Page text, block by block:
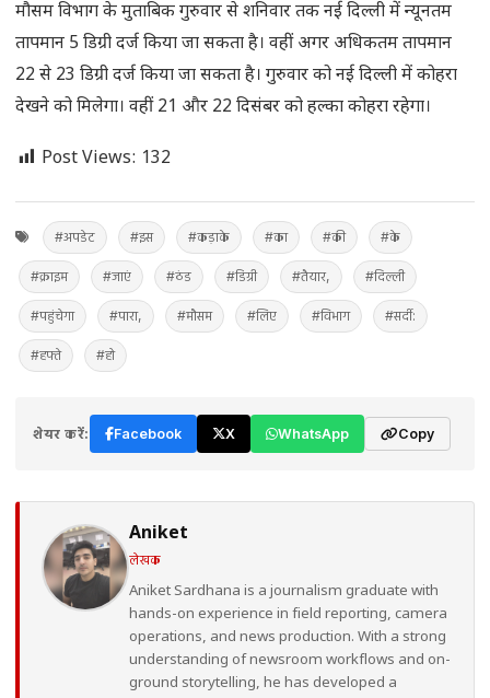
मौसम विभाग के मुताबिक गुरुवार से शनिवार तक नई दिल्ली में न्यूनतम
तापमान 5 डिग्री दर्ज किया जा सकता है। वहीं अगर अधिकतम तापमान
22 से 23 डिग्री दर्ज किया जा सकता है। गुरुवार को नई दिल्ली में कोहरा
देखने को मिलेगा। वहीं 21 और 22 दिसंबर को हल्का कोहरा रहेगा।
Post Views: 132
#अपडेट #इस #कड़ाके #का #की #के
#क्राइम #जाएं #ठंड #डिग्री #तैयार, #दिल्ली
#पहुंचेगा #पारा, #मौसम #लिए #विभाग #सर्दी:
#हफ्ते #हो
शेयर करें: Facebook X WhatsApp Copy
Aniket
लेखक
Aniket Sardhana is a journalism graduate with
hands-on experience in field reporting, camera
operations, and news production. With a strong
understanding of newsroom workflows and on-
ground storytelling, he has developed a